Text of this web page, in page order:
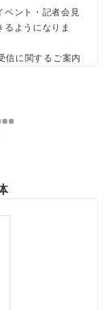
ベント・記者会見
るようになりま
信に関するご案内